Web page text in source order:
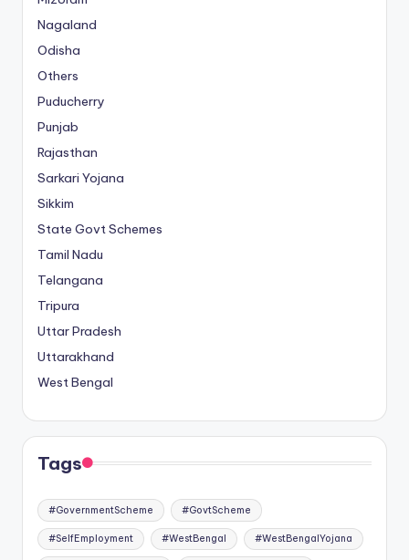
Nagaland
Odisha
Others
Puducherry
Punjab
Rajasthan
Sarkari Yojana
Sikkim
State Govt Schemes
Tamil Nadu
Telangana
Tripura
Uttar Pradesh
Uttarakhand
West Bengal
Tags
#GovernmentScheme #GovtScheme
#SelfEmployment #WestBengal #WestBengalYojana